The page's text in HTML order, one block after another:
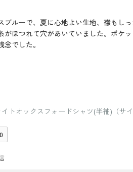
ブルーで、夏に心地よい生地、襟もし
がほつれて穴があいていました。ポケ
でした。
トオックスフォードシャツ(半袖)（サ
0